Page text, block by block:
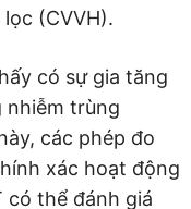
(CVVH).
có sự gia tăng
nhiễm trùng
các phép đo
xác hoạt động
có thể đánh giá